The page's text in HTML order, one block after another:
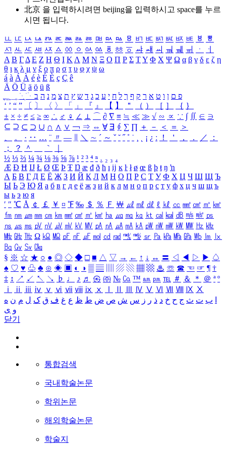
北京 을 입력하시려면 beijing을 입력하시고 space를 누르
시면 됩니다.
ㅥ ㅦ ㅧ ㅨ ㅩ ㅪ ㅫ ㅬ ㅭ ㅮ ㅯ ㅰ ㅱ ㅲ ㅳ ㅴ ㅵ ㅶ ㅷ ㅸ
ㅹ
ㅺ ㅻ ㅼ ㅽ ㅾ ㅿ ㆀ ㆁ ㆂ ㆃ ㆄ ㆅ ㆆ ㆇ ㆈ ㆉ ㆊ ㆋ ㆌ ㆍ
ㆎ
Α Β ΓΔ Ε Ζ Η Θ Ι ΚΛ Μ Ν Ξ Ο Π Ρ Σ ΤΥ Φ Χ Ψ Ω α β γ δ ε ζ η
θ ι κ λ μ ν ξ ο π ρ σ τ υ φ χ ψ ω
á à Á À é è É È ç Ç ê
Ä Ö Ü ä ö ü ß
ִֶֹ ֻּ ׁׂ פ ם ן ו ט א ר ק ף ך ל ח י ע כ ג ד ש ץ ת צ מ נ ה ב
‘ ’ “ ” 〔 〕 〈 〉 「 」 『 』 【 】 ＂ （ ） ［ ］ ｛ ｝
± × ÷ ≠ ≤ ≥ ∞ ∴ ♂ ♀ ∠ ⊥ ⌒ ∂ ∇ ≡ ≒ ≪ ≫ √ ∽ ∝ ∵ ∫ ∬ ∈ ∋
⊆ ⊇ ⊂ ⊃ ∪ ∩ ∧ ∨ ￢ ⇒ ⇔ ∀ ∃ ∮ ∑ ∏ ＋ － ＜ ＝
＞
、
。 · ‥ … ¨ 〃 ― ＼ ∼ ´ ～ ˇ ˘ ˝ ˚ ˙ ¸ ¡ ¿ ː ！ ＇ ， ． ／
：
；
？ ＾ ｀
½ ⅓ ⅔ ¼ ¾ ⅛ ⅜ ⅝ ⅞ ¹ ² ³ ⁴ ⁿ ₁ ₂ ₃ ₄
Æ Ð Ħ Ĳ Ł Ø Œ Þ Ŧ Ŋ æ đ ð ħ ı ĳ ĸ ŀ ł ø œ ß þ ŧ ŋ ŉ
А Б В Г Д Е Ё Ж З И Й К Л М Н О П Р С Т У Ф Х Ц Ч Ш Щ Ъ
Ы Ь Э Ю Я а б в г д е ё ж з и й к л м н о п р с т у ф х ц ч ш щ ъ
ы ь э ю я
′ ″ ℃ Å ￠ ￡ ￥ ¤ ℉ ‰ ＄ ％ Ｆ ￦ ㎕ ㎖ ㎗ ℓ ㎘ ㏄ ㎣ ㎤ ㎥ ㎦
㎙ ㎚ ㎛ ㎜ ㎝ ㎞ ㎟ ㎠ ㎡ ㎢ ㏊ ㎍ ㎎ ㎏ ㏏ ㎈ ㎉ ㏈ ㎧ ㎨ ㎰
㎱ ㎲ ㎳ ㎴ ㎵ ㎶ ㎷ ㎸ ㎹ ㎀ ㎁ ㎂ ㎃ ㎄ ㎺ ㎻ ㎽ ㎾ ㎿ ㎐ ㎑
㎒ ㎓ ㎔ Ω ㏀ ㏁ ㎊ ㎋ ㎌ ㏖ ㏅ ㎭ ㎮ ㎯ ㏛ ㎩ ㎪ ㎫ ㎬ ㏝ ㏐
㏓
㏃ ㏉ ㏜ ㏆
§ ※ ☆ ★ ○ ● ◎ ◇ ◆ □ ■ △ ▽ → ← ↑ ↓ ↔ 〓 ◁ ◀ ▷ ▶ ♤
♠ ♡ ♥ ♧ ♣ ⊙ ◈ ▣ ◐ ◑ ▒ ▤ ▨ ▧ ▦ ▩ ♨ ☏ ☎ ☜ ☞ ¶ †
‡ ↕ ↗ ↙ ↖ ↘ ♭ ♩ ♪ ♬ ㉿ ㈜ № ㏇ ™ ㏂ ㏘ ℡ ＃ ＆ ＊ ＠ ª º
ⅰ
ⅱ ⅲ ⅳ ⅴ ⅵ ⅶ ⅷ ⅸ ⅹ Ⅳ Ⅴ Ⅵ Ⅶ Ⅷ Ⅸ Ⅹ
ب ت ث ج ح خ د ذ ر ز س ش ص ض ط ظ ع غ ف ق ک ل م ن ه
و ی
닫기
통합검색
국내학술논문
학위논문
해외학술논문
학술지